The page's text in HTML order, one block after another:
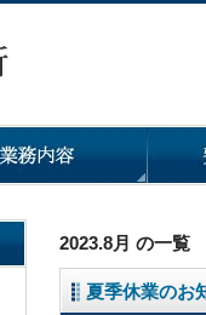
2023.8月 の一覧
夏季休業のお